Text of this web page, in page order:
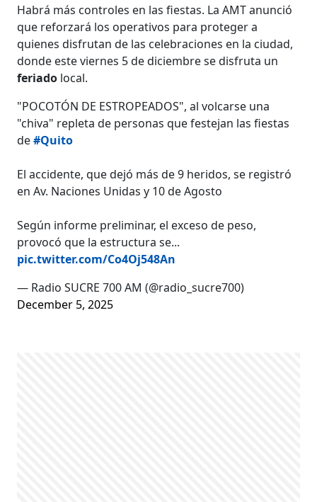
Habrá más controles en las fiestas. La AMT anunció
que reforzará los operativos para proteger a
quienes disfrutan de las celebraciones en la ciudad,
donde este viernes 5 de diciembre se disfruta un
feriado local.
"POCOTÓN DE ESTROPEADOS", al volcarse una
"chiva" repleta de personas que festejan las fiestas
de#Quito
El accidente, que dejó más de 9 heridos, se registró
en Av. Naciones Unidas y 10 de Agosto
Según informe preliminar, el exceso de peso,
provocó que la estructura se...
pic.twitter.com/Co4Oj548An
— Radio SUCRE 700 AM (@radio_sucre700)
December 5, 2025